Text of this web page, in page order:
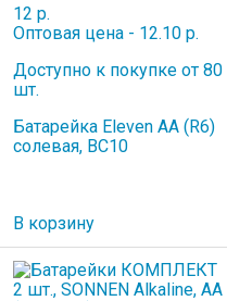
12 р.
Оптовая цена - 12.10 р.
Доступно к покупке от 80
шт.
Батарейка Eleven AA (R6)
солевая, BC10
В корзину